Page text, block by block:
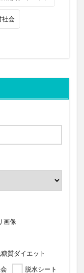
社会
画像
質ダイエット
脱水シート